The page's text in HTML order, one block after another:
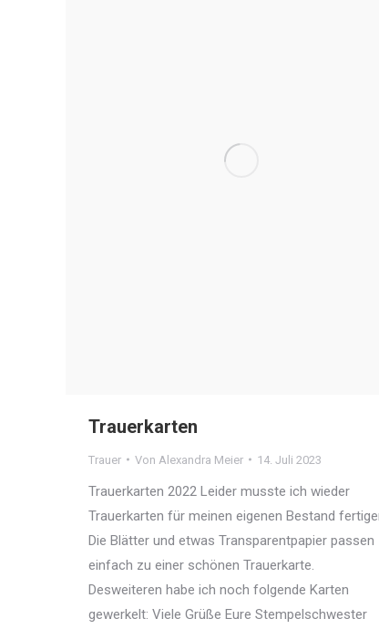
Trauerkarten
Trauer Von Alexandra Meier 14. Juli 2023
Trauerkarten 2022 Leider musste ich wieder
Trauerkarten für meinen eigenen Bestand
Die Blätter und etwas Transparentpapier passen
einfach zu einer schönen Trauerkarte.
Desweiteren habe ich noch folgende Karten
gewerkelt: Viele Grüße Eure Stempelschwester